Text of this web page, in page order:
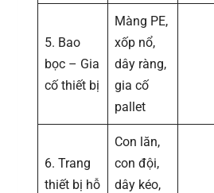
5. Bao
bọc – Gia
cố thiết bị
Màng PE,
xốp nổ,
dây ràng,
gia cố
pallet
6. Trang
thiết bị hỗ
Con lăn,
con đội,
dây kéo,